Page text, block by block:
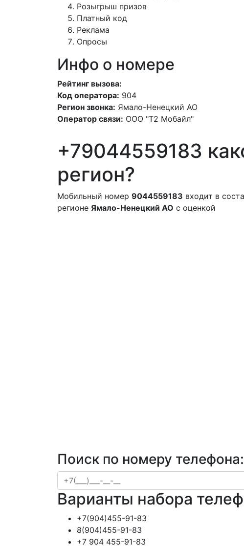
Розыгрыш призов
Платный код
Реклама
Опросы
Инфо о номере
Рейтинг вызова:
Код оператора: 904
Регион звонка: Ямало-Ненецкий АО
Оператор связи: ООО "Т2 Мобайл"
+79044559183
регион?
Мобильный номер 9044559183 входит в
регионе Ямало-Ненецкий АО с оценкой
Поиск по номеру телефона:
Варианты набора
+7(904)455-91-83
8(904)455-91-83
+7 904 455-91-83